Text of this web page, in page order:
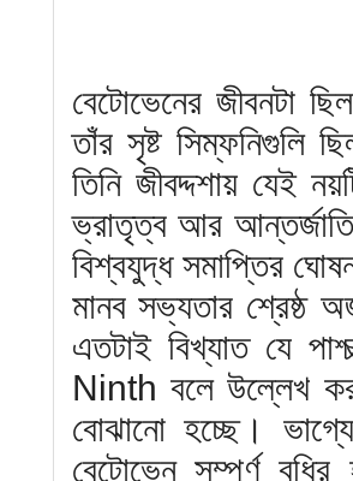
বেটোভেনের জীবনটা
তাঁর সৃষ্ট সিম্ফনিগুলি
তিনি জীবদ্দশায় যেই
ভ্রাতৃত্ব আর
বিশ্বযুদ্ধ সমাপ্তির
মানব সভ্যতার শ্রেষ্ঠ
এতটাই বিখ্যাত যে
Ninth বলে উল্লেখ
বোঝানো হচ্ছে।
বেটোভেন সম্পূর্ণ